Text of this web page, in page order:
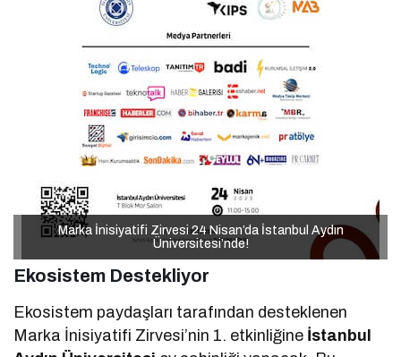
Marka İnisiyatifi Zirvesi 24 Nisan’da İstanbul Aydın
Üniversitesi’nde!
Marka İnisiyatifi Zirvesi 24 Nisan’da İstanbul Aydın
Üniversitesi’nde!
Ekosistem Destekliyor
Ekosistem paydaşları tarafından desteklenen
Marka İnisiyatifi Zirvesi’nin 1. etkinliğine İstanbul